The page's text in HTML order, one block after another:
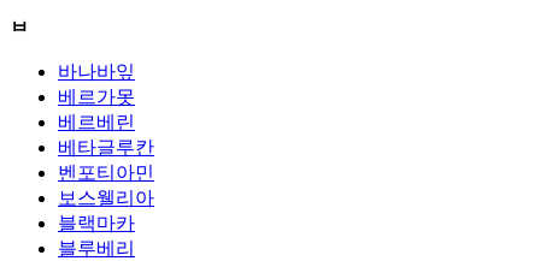
ㅂ
바나바잎
베르가못
베르베린
베타글루칸
벤포티아민
보스웰리아
블랙마카
블루베리